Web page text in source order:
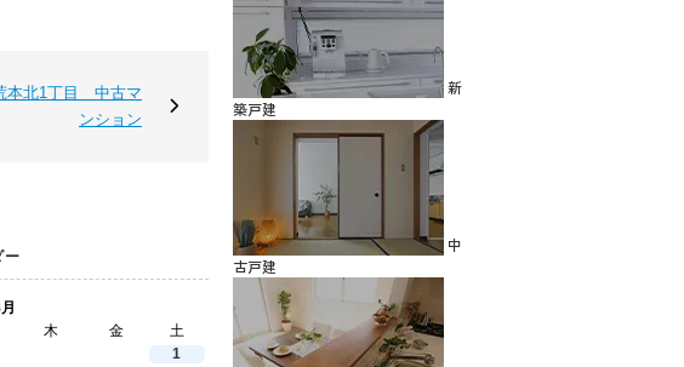
本北1丁目 中古マ
ンション
ー
木 金
土
1
新
築戸建
中
古戸建